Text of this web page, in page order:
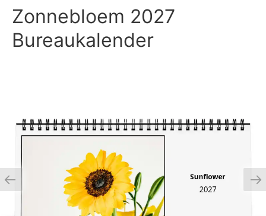
Zonnebloem 2027
Bureaukalender